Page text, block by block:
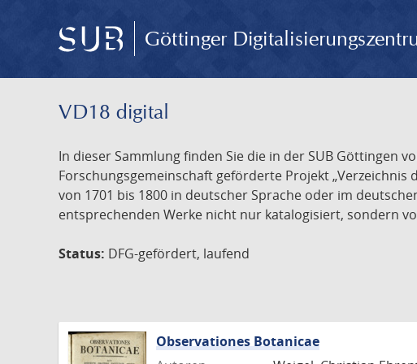
Göttinger
VD18 digital
In dieser Sammlung finden Sie die in der SUB Göttingen
Forschungsgemeinschaft geförderte Projekt
von 1701 bis 1800 in deutscher Sprache oder im
entsprechenden Werke nicht nur katalogisiert, sondern
Status: DFG-gefördert, laufend
Observationes Botanicae